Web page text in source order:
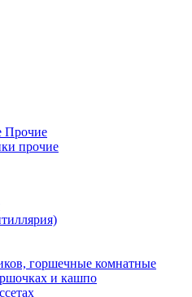
Прочие
прочие
горшечные комнатные
и кашпо